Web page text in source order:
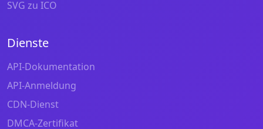
SVG zu ICO
Dienste
API-Dokumentation
API-Anmeldung
CDN-Dienst
DMCA-Zertifikat